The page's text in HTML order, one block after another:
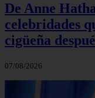
De Anne
celebridades
cigüeña
07/08/2026